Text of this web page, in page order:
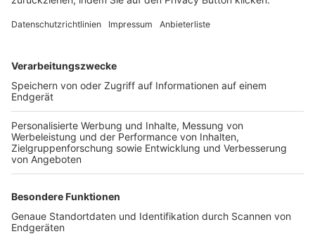
FOLGE DEM BFV
TOP-VEREINE
TOP-PARTNER